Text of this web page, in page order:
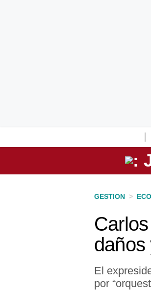
Perú
GESTION >
daños
El
por